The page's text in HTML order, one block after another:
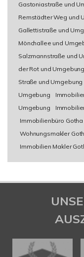
Gastoniastraße und
Remstädter Weg und
Gallettistraße und
Mönchallee und
Salzmannstraße und
der Rot und Umgebung
Straße und Umgebung
Umgebung
Umgebung
Immobilienbüro
Wohnungsmakler
Immobilien Makler